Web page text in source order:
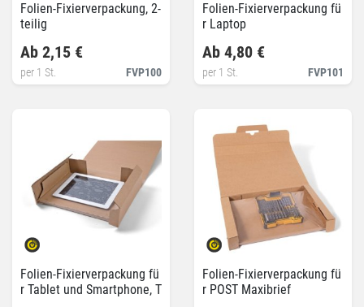
Folien-Fixierverpackung, 2-
teilig
FVP100
Ab 2,15 €
per 1 St.
Folien-Fixierverpackung fü
r Laptop
FVP101
Ab 4,80 €
per 1 St.
Folien-Fixierverpackung fü
r Tablet und Smartphone, T
Folien-Fixierverpackung fü
r POST Maxibrief